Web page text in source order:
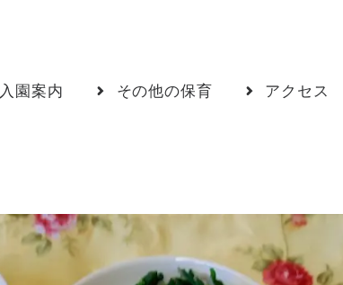
入園案内 その他の保育 アクセス